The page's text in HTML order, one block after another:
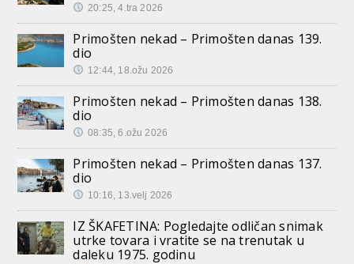
20:25, 4.tra 2026
Primošten nekad – Primošten danas 139.
dio
12:44, 18.ožu 2026
Primošten nekad – Primošten danas 138.
dio
08:35, 6.ožu 2026
Primošten nekad – Primošten danas 137.
dio
10:16, 13.velj 2026
IZ ŠKAFETINA: Pogledajte odličan snimak
utrke tovara i vratite se na trenutak u
daleku 1975. godinu